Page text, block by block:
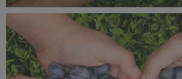
MROŻENIE_borówka_1080x1080_10.jpg
1,04 MB